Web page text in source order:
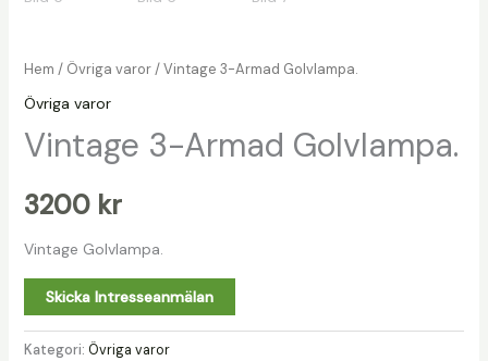
Hem / Övriga varor/ Vintage 3-Armad Golvlampa.
Övriga varor
Vintage 3-Armad Golvlampa.
3200 kr
Vintage Golvlampa.
Skicka Intresseanmälan
Kategori: Övriga varor